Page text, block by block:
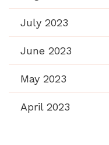
July 2023
June 2023
May 2023
April 2023